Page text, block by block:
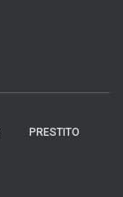
PRESTITO